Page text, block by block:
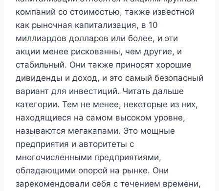
компаний со стоимостью, также известной
как рыночная капитализация, в 10
миллиардов долларов или более, и эти
акции менее рискованны, чем другие, и
стабильный. Они также приносят хорошие
дивиденды и доход, и это самый безопасный
вариант для инвестиций. Читать дальше
категории. Тем не менее, некоторые из них,
находящиеся на самом высоком уровне,
называются мегакапами. Это мощные
предприятия и авторитеты с
многочисленными предприятиями,
обладающими опорой на рынке. Они
зарекомендовали себя с течением времени,